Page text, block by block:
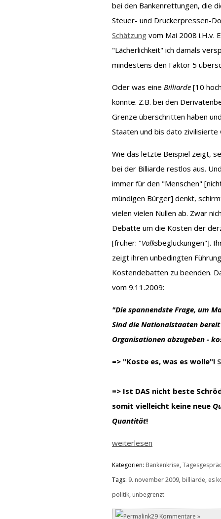
bei den Bankenrettungen, die
Steuer- und Druckerpressen-
Schätzung vom Mai 2008 i.H.v.
"Lächerlichkeit" ich damals
mindestens den Faktor 5
Oder was eineBilliarde[10
könnte. Z.B. bei den
Grenze überschritten haben
Staaten und bis dato
Wie das letzte Beispiel zeigt,
bei der Billiarde restlos aus.
immer für den "Menschen"
mündigen Bürger] denkt,
vielen vielen Nullen ab. Zwar
Debatte um die Kosten der
[früher: "Volksbeglückungen"].
zeigt ihren unbedingten
Kostendebatten zu beenden.
vom 9.11.2009:
"Die spannendste Frage, um
Sind die Nationalstaaten
Organisationen abzugeben -
=> "Koste es, was es wolle"!
=> Ist DAS nicht beste
somit vielleicht keine neue
Quantität!
weiterlesen
Kategorien: Bankenkrise,
Tags: 9. november 2009, billiarde, es
politik, unbegrenzt
29 Kommentare »